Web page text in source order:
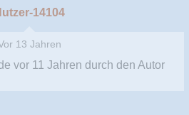
14104
13 Jahren
vor 11 Jahren durch den Autor